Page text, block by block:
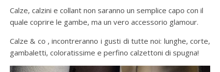
Calze, calzini e collant non saranno un semplice capo con il
quale coprire le gambe, ma un vero accessorio glamour.
Calze & co , incontreranno i gusti di tutte noi: lunghe, corte,
gambaletti, coloratissime e perfino calzettoni di spugna!